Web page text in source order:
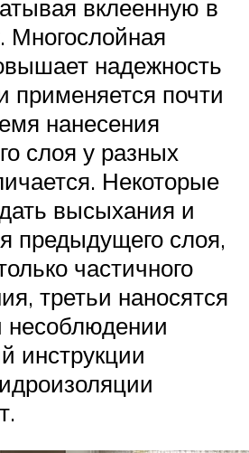
вклеенную в
Многослойная
надежность
применяется почти
нанесения
слоя у разных
Некоторые
высыхания и
предыдущего слоя,
частичного
третьи наносятся
несоблюдении
инструкции